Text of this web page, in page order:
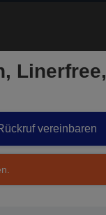
Linerfree,
vereinbaren